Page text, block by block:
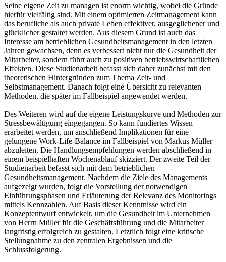
Seine eigene Zeit zu managen ist enorm wichtig, wobei die Gründe
hierfür vielfältig sind. Mit einem optimierten Zeitmanagement kann
das berufliche als auch private Leben effektiver, ausgeglichener und
glücklicher gestaltet werden. Aus diesem Grund ist auch das
Interesse am betrieblichen Gesundheitsmanagement in den letzten
Jahren gewachsen, denn es verbessert nicht nur die Gesundheit der
Mitarbeiter, sondern führt auch zu positiven betriebswirtschaftlichen
Effekten. Diese Studienarbeit befasst sich daher zunächst mit den
theoretischen Hintergründen zum Thema Zeit- und
Selbstmanagement. Danach folgt eine Übersicht zu relevanten
Methoden, die später im Fallbeispiel angewendet werden.
Des Weiteren wird auf die eigene Leistungskurve und Methoden zur
Stressbewältigung eingegangen. So kann fundiertes Wissen
erarbeitet werden, um anschließend Implikationen für eine
gelungene Work-Life-Balance im Fallbeispiel von Markus Müller
abzuleiten. Die Handlungsempfehlungen werden abschließend in
einem beispielhaften Wochenablauf skizziert. Der zweite Teil der
Studienarbeit befasst sich mit dem betrieblichen
Gesundheitsmanagement. Nachdem die Ziele des Managements
aufgezeigt wurden, folgt die Vorstellung der notwendigen
Einführungsphasen und Erläuterung der Relevanz des Monitorings
mittels Kennzahlen. Auf Basis dieser Kenntnisse wird ein
Konzeptentwurf entwickelt, um die Gesundheit im Unternehmen
von Herrn Müller für die Geschäftsführung und die Mitarbeiter
langfristig erfolgreich zu gestalten. Letztlich folgt eine kritische
Stellungnahme zu den zentralen Ergebnissen und die
Schlussfolgerung.